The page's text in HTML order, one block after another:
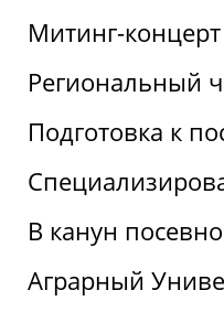
Митинг-
Региональный
Подготовка к
В канун
Аграрный